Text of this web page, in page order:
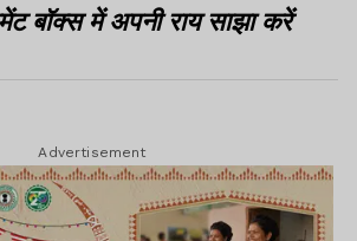
बॉक्स में अपनी राय साझा करें
Advertisement